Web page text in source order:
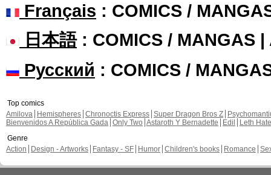
Français : COMICS /
日本語: COMICS / MANGAS |
Русский : COMICS /
Top comics
Amilova
Hemispheres Chronoctis Express Super Dragon Bros Z
Bienvenidos A República Gada Only Two Astaroth Y Bernadette Edil
Leth Hate
Genre
Action
Design - Artworks Fantasy - SF Humor Children's books Romance